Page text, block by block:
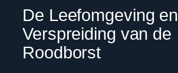
De Leefomgeving en
Verspreiding van de
Roodborst